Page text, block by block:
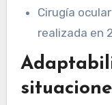
Cirugía
realizada en